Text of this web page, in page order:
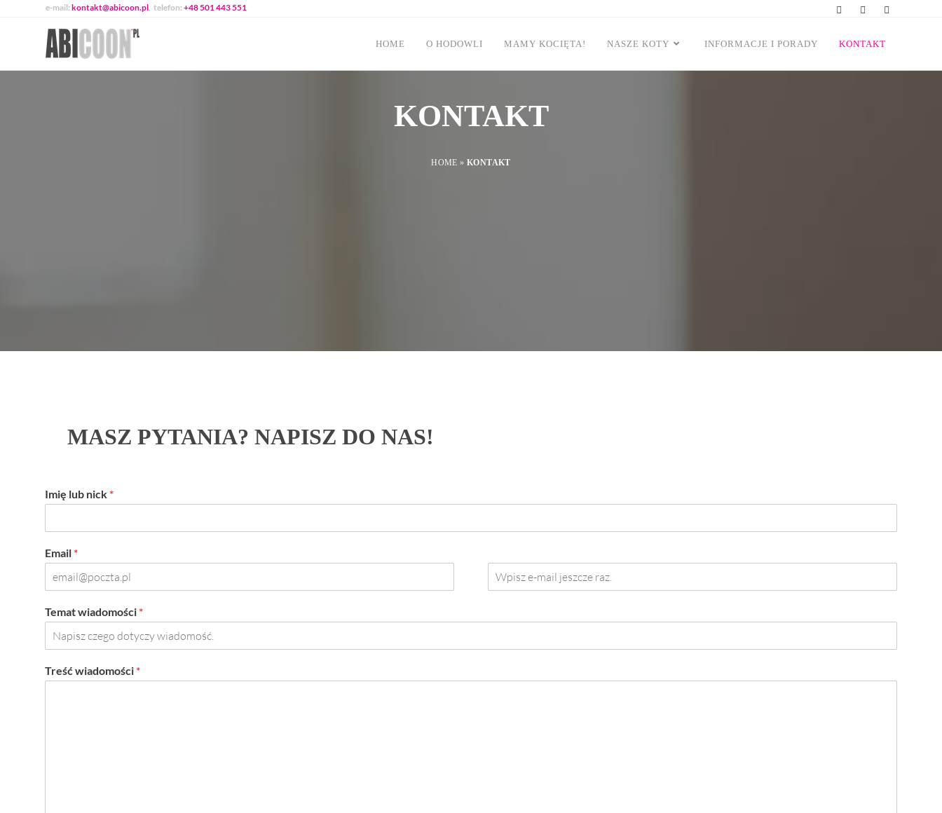
e-mail: kontakt@abicoon.pl, telefon: +48 501 443 551
HOME O HODOWLI MAMY KOCIĘTA! NASZE KOTY INFORMACJE I PORADY KONTAKT
KONTAKT
HOME » KONTAKT
MASZ PYTANIA? NAPISZ DO NAS!
Imię lub nick *
Email *
Temat wiadomości *
Treść wiadomości *